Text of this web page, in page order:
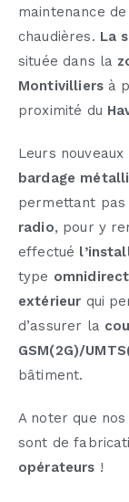
maintenance
chaudières. La
située dans la
Montivilliersà
proximité du
Leurs
bardage
permettant pas
radio, pour y
effectué
type
extérieur qui
d’assurer la
GSM(2G)/
bâtiment.
A noter que nos
sont de
opérateurs !